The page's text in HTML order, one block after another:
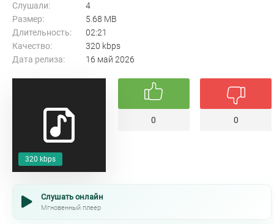
320 kbps
Слушали:
4
Размер:
5.68 MB
Длительность:
02:21
Качество:
320 kbps
Дата релиза:
16 май 2026
0 0
Слушать онлайн
Мгновенный плеер